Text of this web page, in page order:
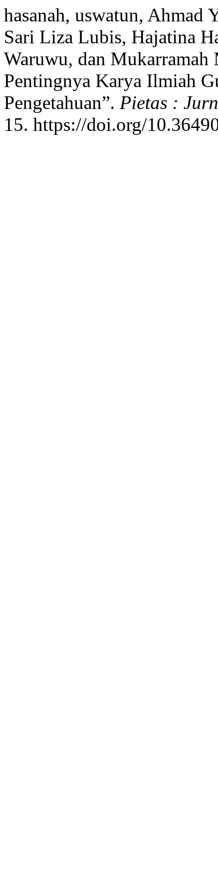
hasanah, uswatun, Ahmad
Sari Liza Lubis, Hajatina
Waruwu, dan Mukarramah
Pentingnya Karya Ilmiah
Pengetahuan”. Pietas :
15. https://doi.org/